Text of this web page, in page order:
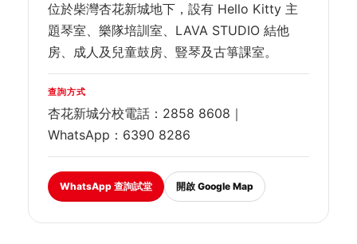
位於柴灣杏花新城地下，設有 Hello Kitty 主
題琴室、樂隊培訓室、LAVA STUDIO 結他
房、成人及兒童鼓房、豎琴及古箏課室。
查詢方式
杏花新城分校電話：2858 8608｜
WhatsApp：6390 8286
WhatsApp 查詢試堂 開啟 Google Map